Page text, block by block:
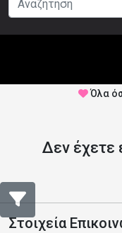
Όλα
Δεν έχετε
Στοιχεία